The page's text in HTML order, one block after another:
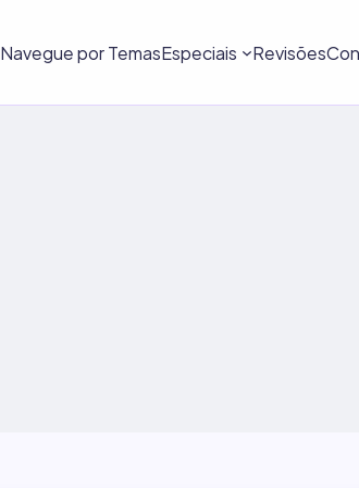
Navegue por TemasEspeciais Revisões